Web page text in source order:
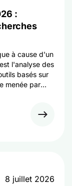
:
à cause d'un
l'analyse des
basés sur
menée par
8 juillet 2026